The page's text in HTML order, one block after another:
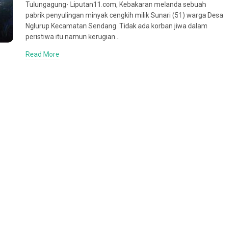
Tulungagung- Liputan11.com, Kebakaran melanda sebuah
pabrik penyulingan minyak cengkih milik Sunari (51) warga Desa
Nglurup Kecamatan Sendang. Tidak ada korban jiwa dalam
peristiwa itu namun kerugian…
Read More